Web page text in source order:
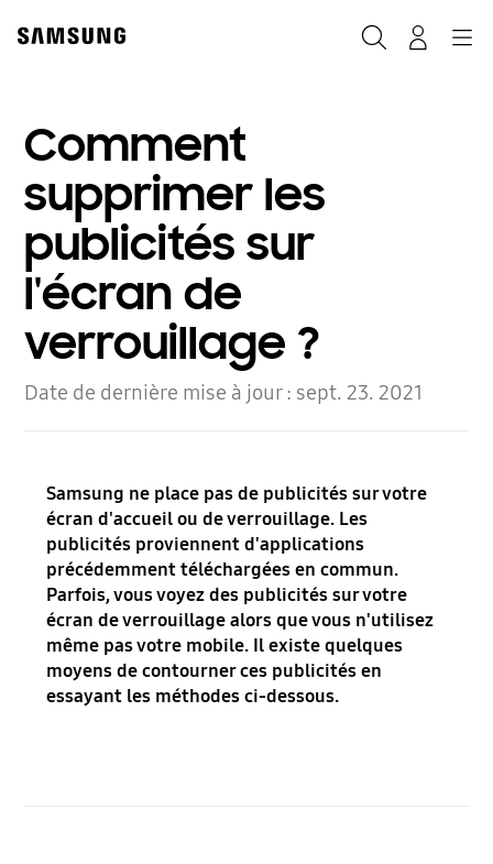
content
Comment
supprimer les
publicités sur
l'écran de
verrouillage ?
Date de dernière mise à jour : sept. 23. 2021
Samsung ne place pas de publicités sur votre
écran d'accueil ou de verrouillage. Les
publicités proviennent d'applications
précédemment téléchargées en commun.
Parfois, vous voyez des publicités sur votre
écran de verrouillage alors que vous n'utilisez
même pas votre mobile. Il existe quelques
moyens de contourner ces publicités en
essayant les méthodes ci-dessous.